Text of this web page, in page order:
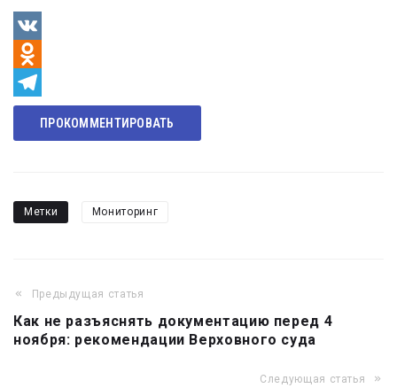
VK
Odnoklassniki
Telegram
ПРОКОММЕНТИРОВАТЬ
Метки Мониторинг
Навигация
по
записям
Предыдущая статья
Как не разъяснять документацию перед 4
ноября: рекомендации Верховного суда
Следующая статья